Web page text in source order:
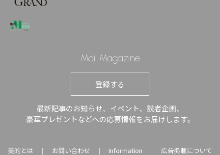
Mail Magazine
登録する
最新記事のお知らせ、イベント、読者企画、
豪華プレゼントなどへの応募情報をお届けします。
美的とは ｜ お問い合わせ ｜ Information ｜ 広告掲載について